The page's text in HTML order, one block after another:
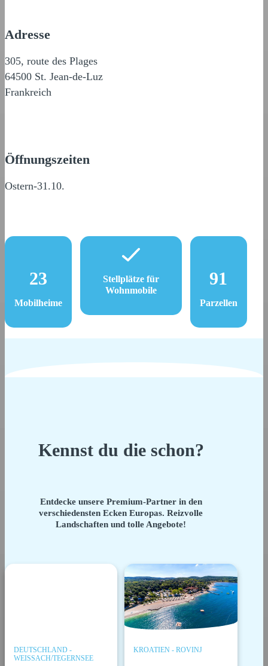
Adresse
305, route des Plages
64500 St. Jean-de-Luz
Frankreich
Öffnungszeiten
Ostern-31.10.
23
Mobilheime
Stellplätze für
Wohnmobile
91
Parzellen
Kennst du die schon?
Entdecke unsere Premium-Partner in den
verschiedensten Ecken Europas. Reizvolle
Landschaften und tolle Angebote!
DEUTSCHLAND -
WEISSACH/TEGERNSEE
KROATIEN - ROVINJ